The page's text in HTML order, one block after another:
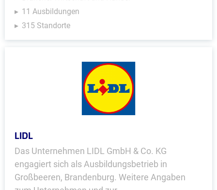
11 Ausbildungen
315 Standorte
LIDL
Das Unternehmen LIDL GmbH & Co. KG
engagiert sich als Ausbildungsbetrieb in
Großbeeren, Brandenburg. Weitere Angaben